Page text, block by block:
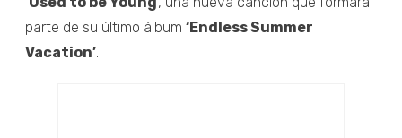
parte de su último álbum ‘Endless Summer
Vacation’.